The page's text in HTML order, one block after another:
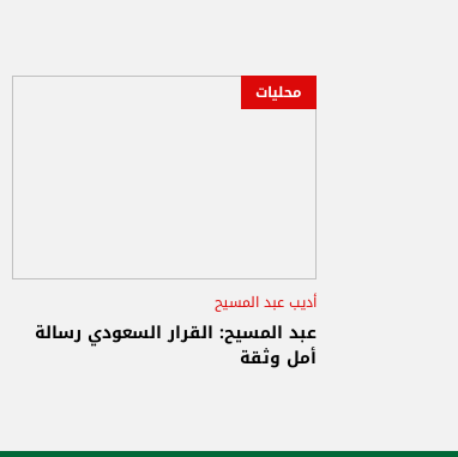
محليات
أديب عبد المسيح
عبد المسيح: القرار السعودي رسالة
أمل وثقة